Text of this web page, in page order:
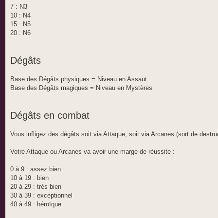
7 : N3
10 : N4
15 : N5
20 : N6
Dégâts
Base des Dégâts physiques = Niveau en Assaut
Base des Dégâts magiques = Niveau en Mystères
Dégâts en combat
Vous infligez des dégâts soit via Attaque, soit via Arcanes (sort de
Votre Attaque ou Arcanes va avoir une marge de réussite :
0 à 9 : assez bien
10 à 19 : bien
20 à 29 : très bien
30 à 39 : exceptionnel
40 à 49 : héroïque